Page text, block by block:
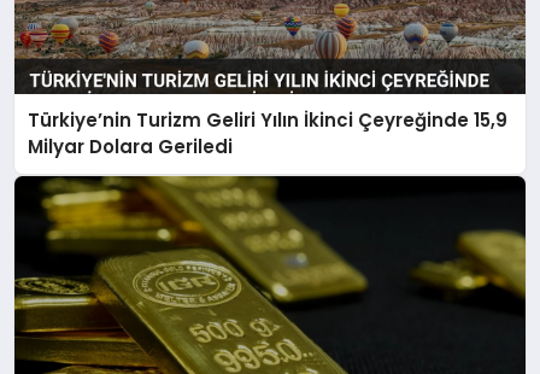
Türkiye’nin Turizm Geliri Yılın İkinci Çeyreğinde 15,9
Milyar Dolara Geriledi